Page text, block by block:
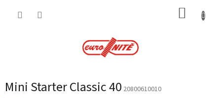
Mini Starter Classic 40 20800610010